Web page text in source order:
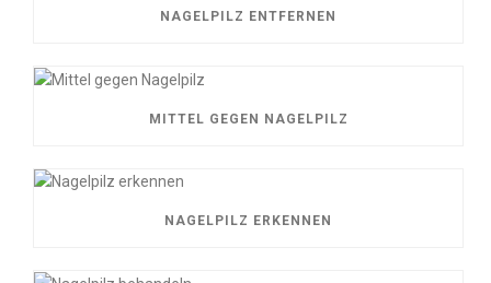
NAGELPILZ ENTFERNEN
MITTEL GEGEN NAGELPILZ
NAGELPILZ ERKENNEN